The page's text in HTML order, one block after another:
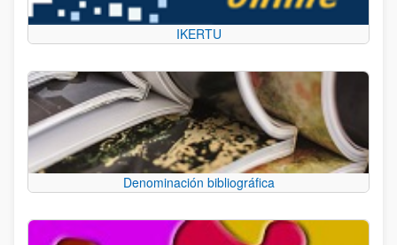
IKERTU
Denominación bibliográfica